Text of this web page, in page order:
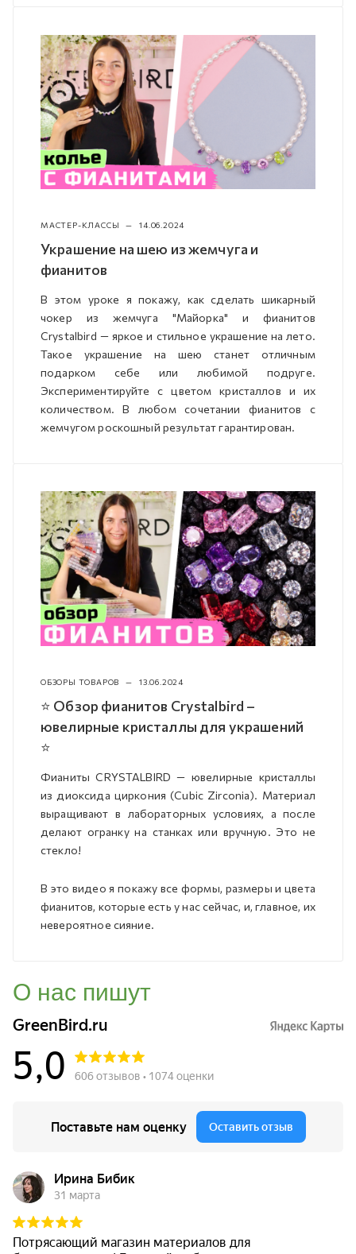
МАСТЕР-КЛАССЫ — 14.06.2024
Украшение на шею из жемчуга и
фианитов
В этом уроке я покажу, как сделать шикарный
чокер из жемчуга "Майорка" и фианитов
Crystalbird — яркое и стильное украшение на лето.
Такое украшение на шею станет отличным
подарком себе или любимой подруге.
Экспериментируйте с цветом кристаллов и их
количеством. В любом сочетании фианитов с
жемчугом роскошный результат гарантирован.
ОБЗОРЫ ТОВАРОВ — 13.06.2024
⭐ Обзор фианитов Crystalbird –
ювелирные кристаллы для украшений
⭐
Фианиты CRYSTALBIRD — ювелирные кристаллы
из диоксида циркония (Cubic Zirconia). Материал
выращивают в лабораторных условиях, а после
делают огранку на станках или вручную. Это не
стекло!
В это видео я покажу все формы, размеры и цвета
фианитов, которые есть у нас сейчас, и, главное, их
невероятное сияние.
О нас пишут